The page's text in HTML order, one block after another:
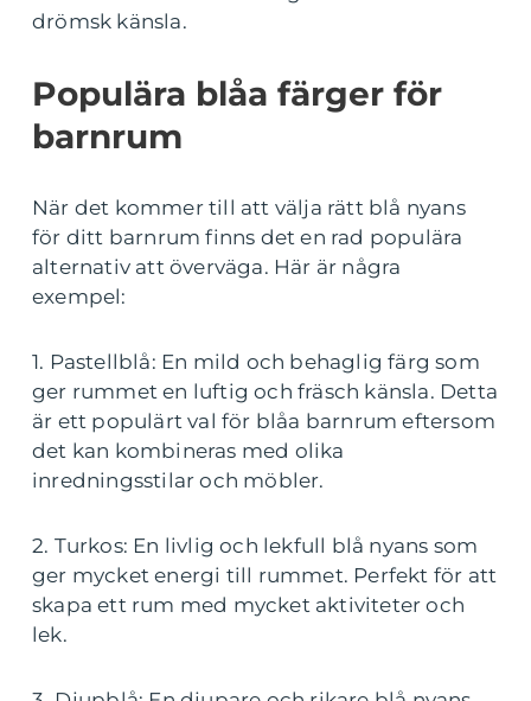
drömsk känsla.
Populära blåa färger för
barnrum
När det kommer till att välja rätt blå nyans
för ditt barnrum finns det en rad populära
alternativ att överväga. Här är några
exempel:
1. Pastellblå: En mild och behaglig färg som
ger rummet en luftig och fräsch känsla. Detta
är ett populärt val för blåa barnrum eftersom
det kan kombineras med olika
inredningsstilar och möbler.
2. Turkos: En livlig och lekfull blå nyans som
ger mycket energi till rummet. Perfekt för att
skapa ett rum med mycket aktiviteter och
lek.